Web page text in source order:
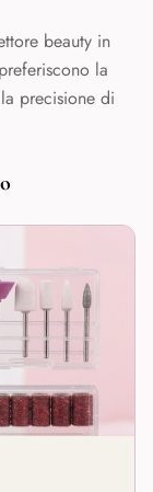
beauty in
la
precisione di